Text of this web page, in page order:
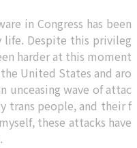
in Congress has been
Despite this privileg
harder at this moment
United States and aro
unceasing wave of attac
trans people, and their f
these attacks have